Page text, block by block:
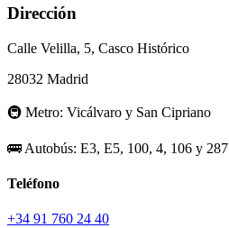
Dirección
Calle Velilla, 5, Casco Histórico
28032 Madrid
🚇 Metro: Vicálvaro y San Cipriano
🚌 Autobús: E3, E5, 100, 4, 106 y 287
Teléfono
+34 91 760 24 40